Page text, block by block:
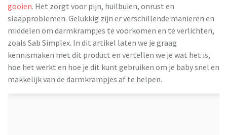
gooien. Het zorgt voor pijn, huilbuien, onrust en
slaapproblemen. Gelukkig zijn er verschillende manieren en
middelen om darmkrampjes te voorkomen en te verlichten,
zoals Sab Simplex. In dit artikel laten we je graag
kennismaken met dit product en vertellen we je wat het is,
hoe het werkt en hoe je dit kunt gebruiken om je baby snel en
makkelijk van de darmkrampjes af te helpen.